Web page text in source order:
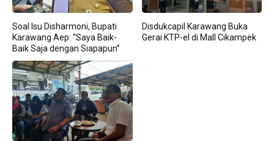
Soal Isu Disharmoni, Bupati
Karawang Aep: “Saya Baik-
Baik Saja dengan Siapapun”
Disdukcapil Karawang Buka
Gerai KTP-el di Mall Cikampek